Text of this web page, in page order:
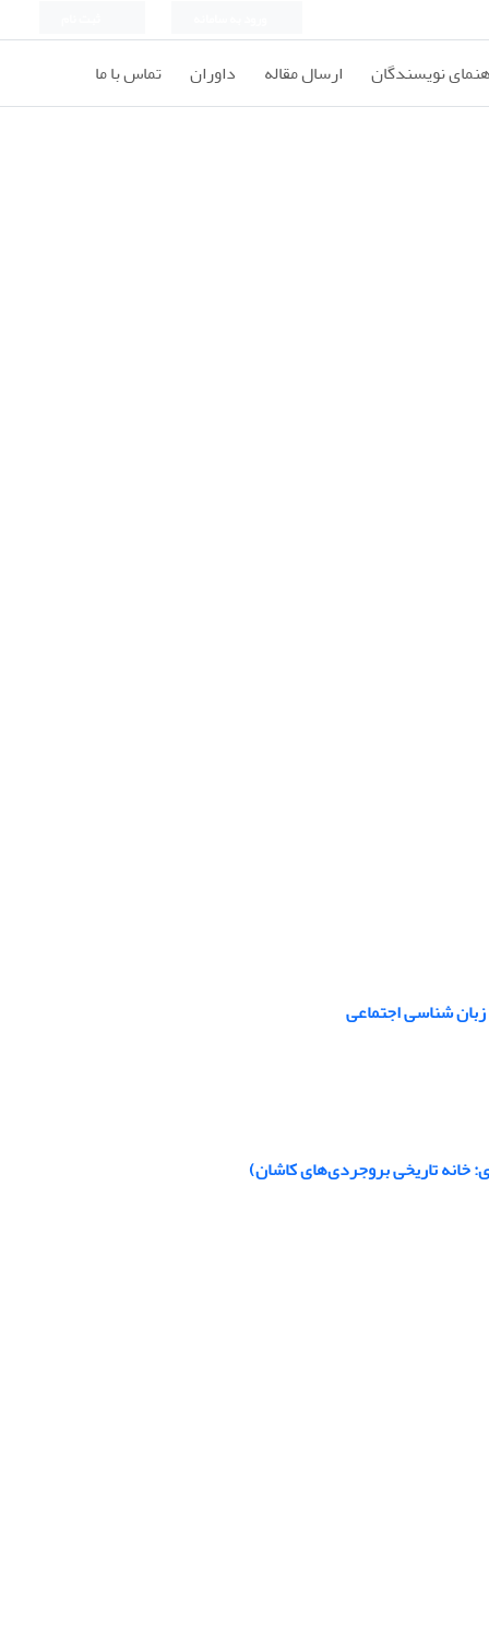
نویسندگان ارسال مقاله داوران تماس با ما
زبان شناسی اجتماعی
خانه تاریخی بروجردی‌های کاشان)